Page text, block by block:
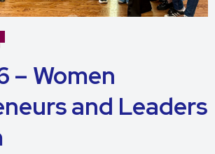
– Women
and Leaders